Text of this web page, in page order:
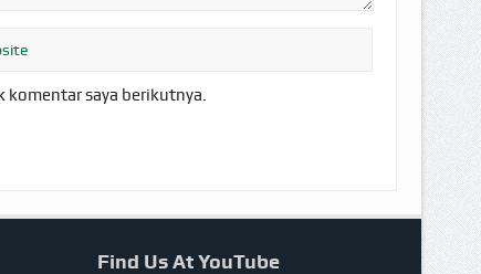
saya berikutnya.
Find Us At YouTube